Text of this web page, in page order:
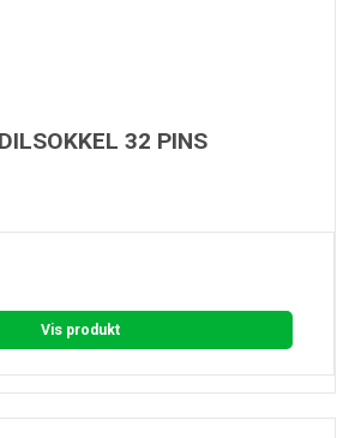
32 PINS
Vis produkt